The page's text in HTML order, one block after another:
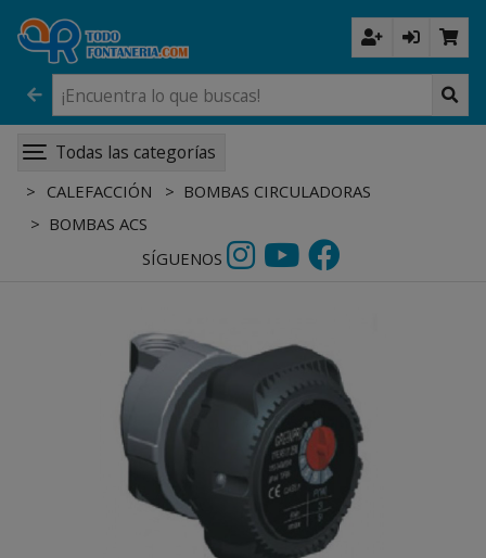
Todas las categorías
CALEFACCIÓN
BOMBAS CIRCULADORAS
BOMBAS ACS
SÍGUENOS